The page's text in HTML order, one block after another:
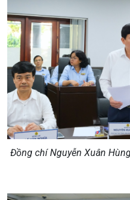
Đồng chí Nguyễn Xuân